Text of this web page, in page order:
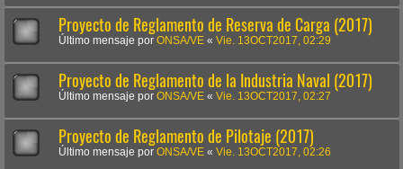
Proyecto de Reglamento de Reserva de Carga (2017)
Último mensaje por ONSA/VE « Vie. 13OCT2017, 02:29
Proyecto de Reglamento de la Industria Naval (2017)
Último mensaje por ONSA/VE « Vie. 13OCT2017, 02:27
Proyecto de Reglamento de Pilotaje (2017)
Último mensaje por ONSA/VE « Vie. 13OCT2017, 02:26